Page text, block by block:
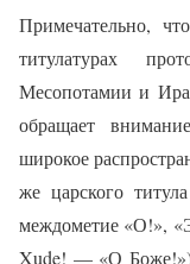
Примечательно,
титулатурах
Месопотамии и
обращает
широкое
же царского
междометие «О!»,
Xude! — «О